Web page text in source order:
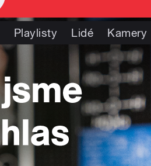
Playlisty Lidé Kamery